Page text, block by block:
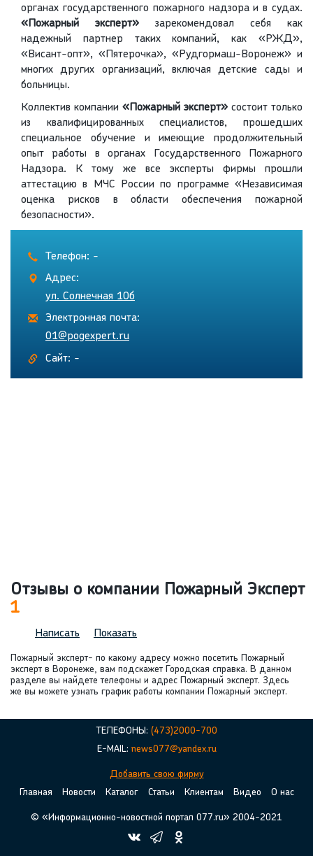
органах государственного пожарного надзора и в судах.
«Пожарный эксперт» зарекомендовал себя как
надежный партнер таких компаний, как «РЖД»,
«Висант-опт», «Пятерочка», «Рудгормаш-Воронеж» и
многих других организаций, включая детские сады и
больницы.
Коллектив компании «Пожарный эксперт» состоит только
из квалифицированных специалистов, прошедших
специальное обучение и имеющие продолжительный
опыт работы в органах Государственного Пожарного
Надзора. К тому же все эксперты фирмы прошли
аттестацию в МЧС России по программе «Независимая
оценка рисков в области обеспечения пожарной
безопасности».
Телефон: -
Адрес:
ул. Солнечная 10б
Электронная почта:
01@pogexpert.ru
Сайт: -
Отзывы о компании Пожарный Эксперт
1
Написать Показать
Пожарный эксперт- по какому адресу можно посетить Пожарный
эксперт в Воронеже, вам подскажет Городская справка. В данном
разделе вы найдете телефоны и адрес Пожарный эксперт. Здесь
же вы можете узнать график работы компании Пожарный эксперт.
ТЕЛЕФОНЫ: (473)2000-700
E-MAIL: news077@yandex.ru
Добавить свою фирму
Главная
Новости Каталог Статьи Клиентам Видео О нас
© «Информационно-новостной портал 077.ru» 2004-2021